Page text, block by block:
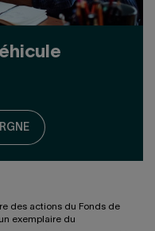
des actions du Fonds de
exemplaire du